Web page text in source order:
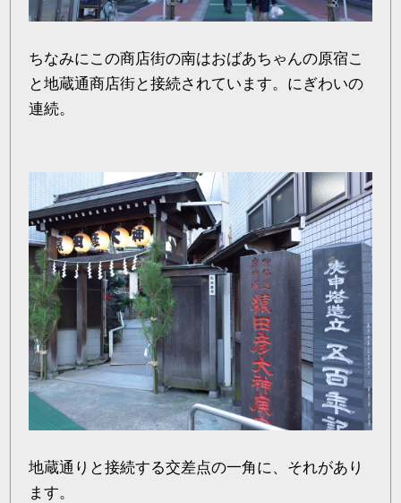
ちなみにこの商店街の南はおばあちゃんの原宿こ
と地蔵通商店街と接続されています。にぎわいの
連続。
地蔵通りと接続する交差点の一角に、それがあり
ます。